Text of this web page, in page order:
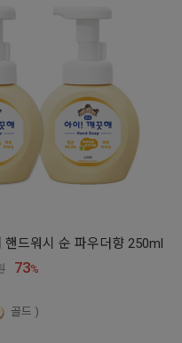
핸드워시 순 파우더향 250ml
73%
골드